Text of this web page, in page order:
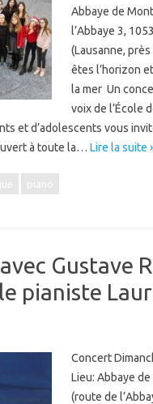
Abbaye de
l’Abbaye 3,
(Lausanne, près
êtes l’horizon
la mer Un
voix de l’École
et d’adolescents vous
à toute la… Lire la suite
piano
Gustave
pianiste
Concert
Lieu: Abbaye
(route de